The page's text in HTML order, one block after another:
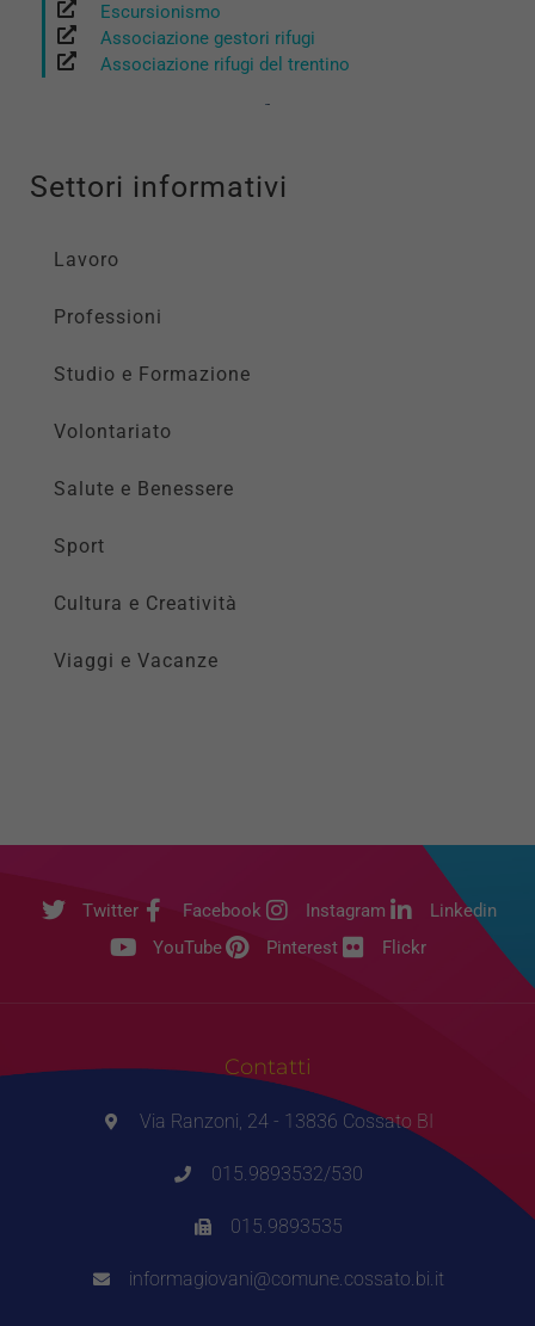
Escursionismo
Associazione gestori rifugi
Associazione rifugi del trentino
Settori informativi
Lavoro
Professioni
Studio e Formazione
Volontariato
Salute e Benessere
Sport
Cultura e Creatività
Viaggi e Vacanze
Twitter Facebook Instagram
Linkedin
YouTube
Pinterest Flickr
Contatti
Via Ranzoni, 24 - 13836 Cossato BI
015.9893532/530
015.9893535
informagiovani@comune.cossato.bi.it